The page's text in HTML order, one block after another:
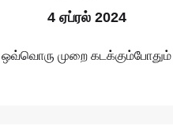
4 ஏப்ரல் 2024
முறை